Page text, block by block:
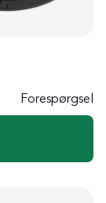
Forespørgsel